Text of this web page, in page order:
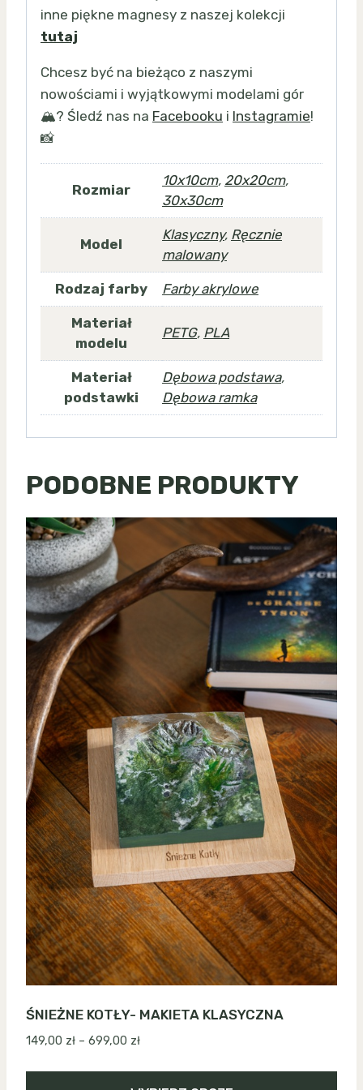
inne piękne magnesy z naszej kolekcji
tutaj
Chcesz być na bieżąco z naszymi
nowościami i wyjątkowymi modelami gór
🏔️? Śledź nas na Facebooku i Instagramie!
📸
Rozmiar
10x10cm, 20x20cm,
30x30cm
Model
Klasyczny, Ręcznie
malowany
Rodzaj farby Farby akrylowe
Materiał
modelu
PETG, PLA
Materiał
podstawki
Dębowa podstawa,
Dębowa ramka
PODOBNE PRODUKTY
ŚNIEŻNE KOTŁY- MAKIETA KLASYCZNA
149,00 zł – 699,00 złZakres